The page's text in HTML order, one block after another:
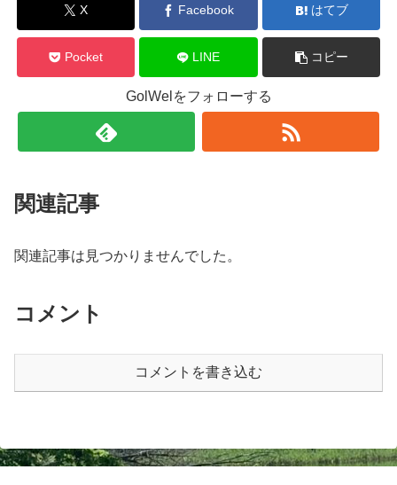
X Facebook はてブ
Pocket LINE コピー
GolWelをフォローする
関連記事
関連記事は見つかりませんでした。
コメント
コメントを書き込む